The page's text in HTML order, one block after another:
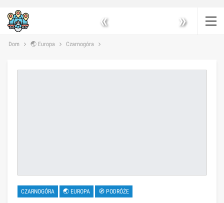
« »
Dom 🌏 Europa Czarnogóra
CZARNOGÓRA 🌏 EUROPA 🧭 PODRÓŻE